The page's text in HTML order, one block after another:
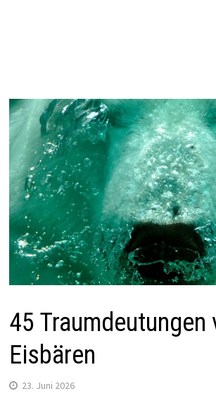
45 Traumdeutungen
Eisbären
23. Juni 2026